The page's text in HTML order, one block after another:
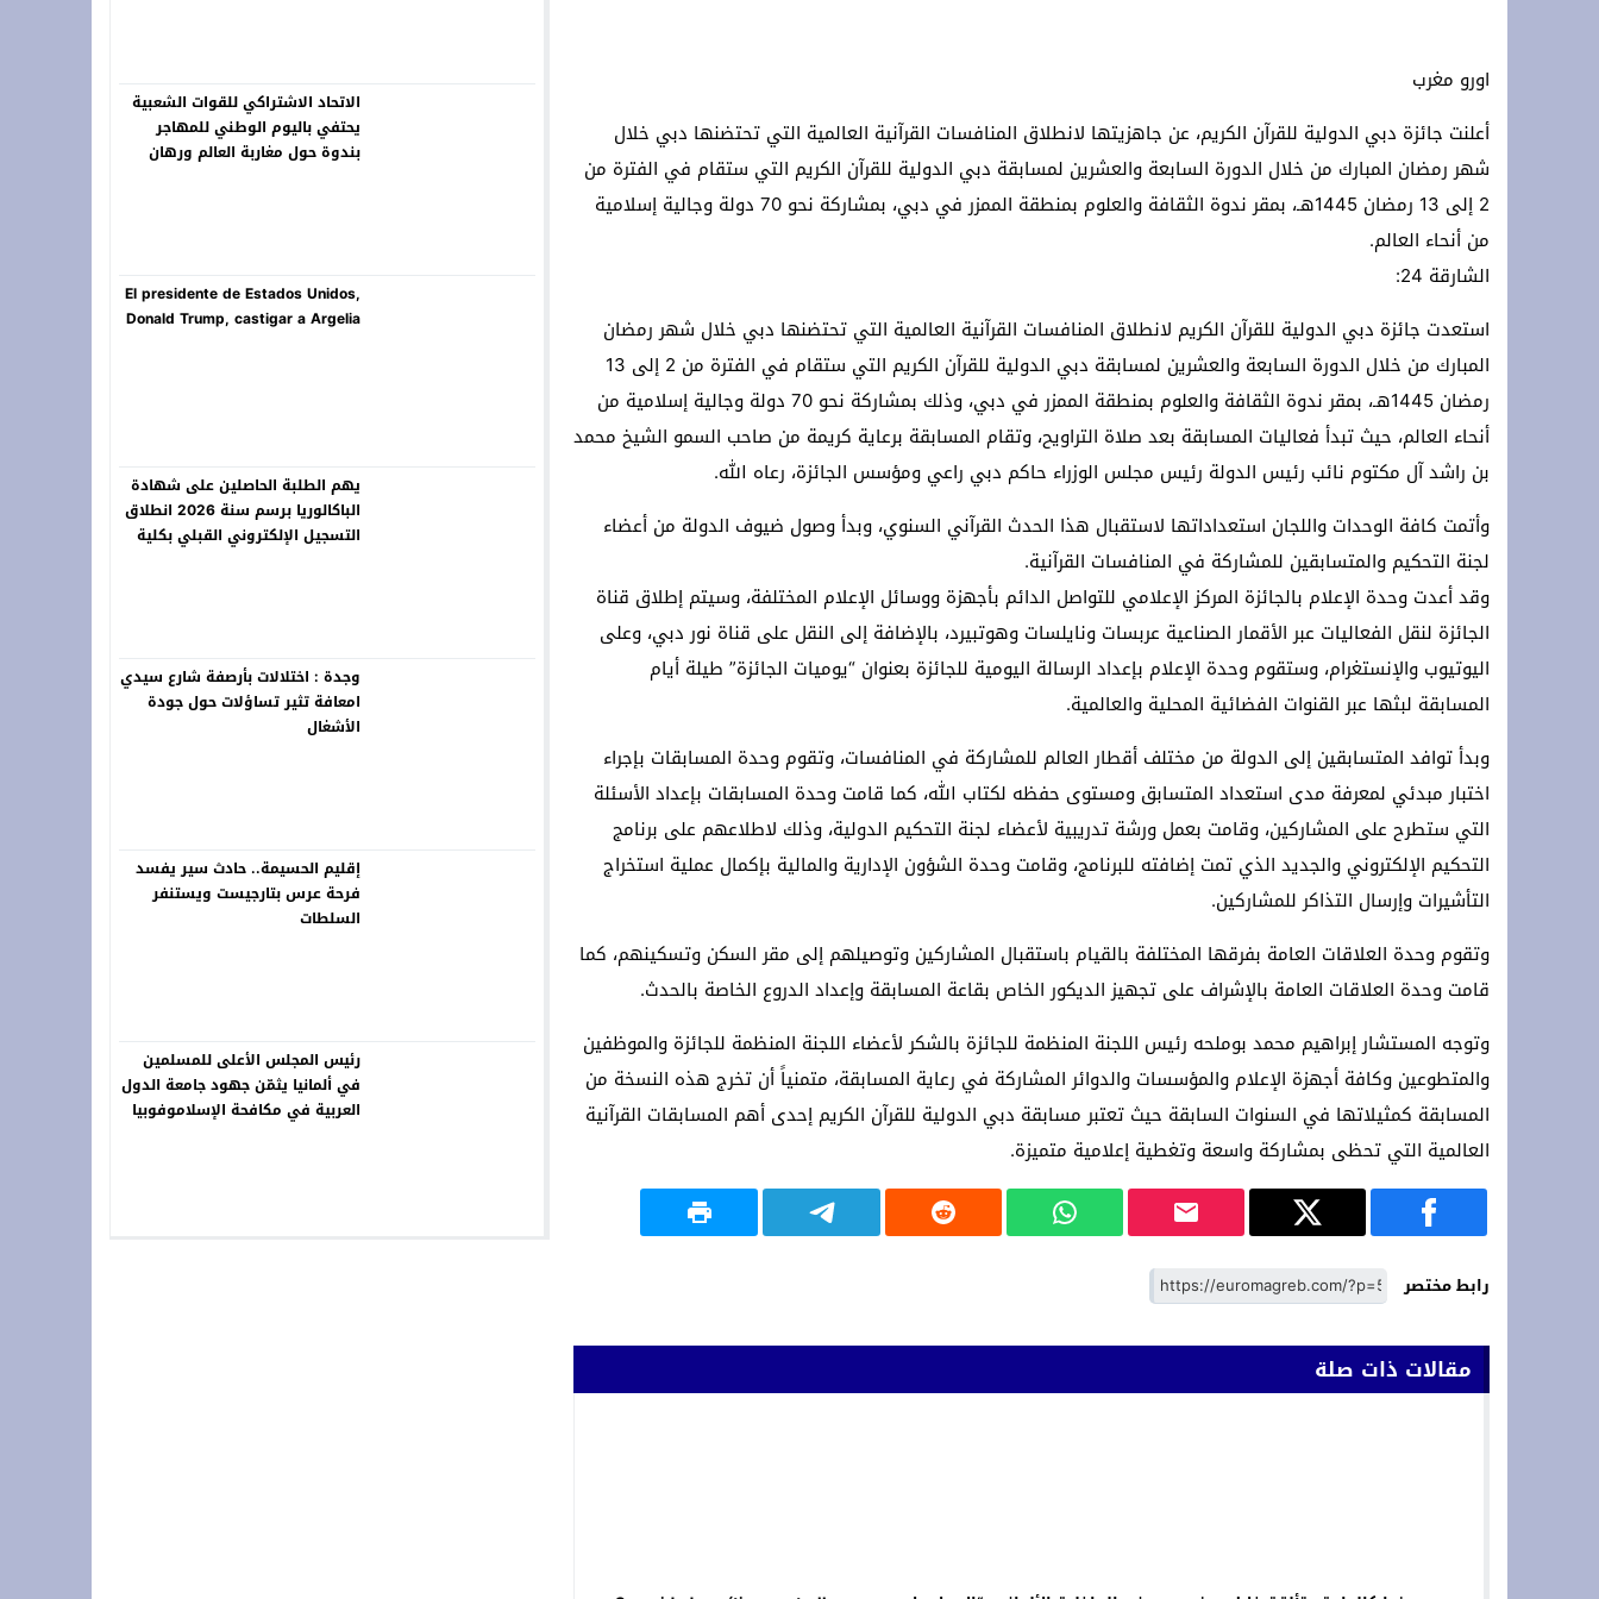
تحت الرعاية السامية لجلالة الملك: الرباط تستقبل الدورة 14 لمهرجان “صيف الأوداية” بتكريم قامات فنية سامقة
*Marruecos lanza su mayor plan de conectividad aérea con Ryanair.*
اورو مغرب
أعلنت جائزة دبي الدولية للقرآن الكريم، عن جاهزيتها لانطلاق المنافسات القرآنية العالمية التي تحتضنها دبي خلال
شهر رمضان المبارك من خلال الدورة السابعة والعشرين لمسابقة دبي الدولية للقرآن الكريم التي ستقام في الفترة من
2 إلى 13 رمضان 1445هـ، بمقر ندوة الثقافة والعلوم بمنطقة الممزر في دبي، بمشاركة نحو 70 دولة وجالية إسلامية
من أنحاء العالم.
الشارقة 24:
استعدت جائزة دبي الدولية للقرآن الكريم لانطلاق المنافسات القرآنية العالمية التي تحتضنها دبي خلال شهر رمضان
المبارك من خلال الدورة السابعة والعشرين لمسابقة دبي الدولية للقرآن الكريم التي ستقام في الفترة من 2 إلى 13
رمضان 1445هـ، بمقر ندوة الثقافة والعلوم بمنطقة الممزر في دبي، وذلك بمشاركة نحو 70 دولة وجالية إسلامية من
أنحاء العالم، حيث تبدأ فعاليات المسابقة بعد صلاة التراويح، وتقام المسابقة برعاية كريمة من صاحب السمو الشيخ محمد
بن راشد آل مكتوم نائب رئيس الدولة رئيس مجلس الوزراء حاكم دبي راعي ومؤسس الجائزة، رعاه الله.
وأتمت كافة الوحدات واللجان استعداداتها لاستقبال هذا الحدث القرآني السنوي، وبدأ وصول ضيوف الدولة من أعضاء
لجنة التحكيم والمتسابقين للمشاركة في المنافسات القرآنية.
وقد أعدت وحدة الإعلام بالجائزة المركز الإعلامي للتواصل الدائم بأجهزة ووسائل الإعلام المختلفة، وسيتم إطلاق قناة
الجائزة لنقل الفعاليات عبر الأقمار الصناعية عربسات ونايلسات وهوتبيرد، بالإضافة إلى النقل على قناة نور دبي، وعلى
اليوتيوب والإنستغرام، وستقوم وحدة الإعلام بإعداد الرسالة اليومية للجائزة بعنوان “يوميات الجائزة” طيلة أيام
المسابقة لبثها عبر القنوات الفضائية المحلية والعالمية.
وبدأ توافد المتسابقين إلى الدولة من مختلف أقطار العالم للمشاركة في المنافسات، وتقوم وحدة المسابقات بإجراء
اختبار مبدئي لمعرفة مدى استعداد المتسابق ومستوى حفظه لكتاب الله، كما قامت وحدة المسابقات بإعداد الأسئلة
التي ستطرح على المشاركين، وقامت بعمل ورشة تدريبية لأعضاء لجنة التحكيم الدولية، وذلك لاطلاعهم على برنامج
التحكيم الإلكتروني والجديد الذي تمت إضافته للبرنامج، وقامت وحدة الشؤون الإدارية والمالية بإكمال عملية استخراج
التأشيرات وإرسال التذاكر للمشاركين.
وتقوم وحدة العلاقات العامة بفرقها المختلفة بالقيام باستقبال المشاركين وتوصيلهم إلى مقر السكن وتسكينهم، كما
قامت وحدة العلاقات العامة بالإشراف على تجهيز الديكور الخاص بقاعة المسابقة وإعداد الدروع الخاصة بالحدث.
وتوجه المستشار إبراهيم محمد بوملحه رئيس اللجنة المنظمة للجائزة بالشكر لأعضاء اللجنة المنظمة للجائزة والموظفين
والمتطوعين وكافة أجهزة الإعلام والمؤسسات والدوائر المشاركة في رعاية المسابقة، متمنياً أن تخرج هذه النسخة من
المسابقة كمثيلاتها في السنوات السابقة حيث تعتبر مسابقة دبي الدولية للقرآن الكريم إحدى أهم المسابقات القرآنية
العالمية التي تحظى بمشاركة واسعة وتغطية إعلامية متميزة.
رابط مختصر
مقالات ذات صلة
الاتحاد الاشتراكي للقوات الشعبية
يحتفي باليوم الوطني للمهاجر
بندوة حول مغاربة العالم ورهان
El presidente de Estados Unidos,
Donald Trump, castigar a Argelia
يهم الطلبة الحاصلين على شهادة
الباكالوريا برسم سنة 2026 انطلاق
التسجيل الإلكتروني القبلي بكلية
وجدة : اختلالات بأرصفة شارع سيدي
امعافة تثير تساؤلات حول جودة
الأشغال
إقليم الحسيمة.. حادث سير يفسد
فرحة عرس بتارجيست ويستنفر
السلطات
رئيس المجلس الأعلى للمسلمين
في ألمانيا يثمّن جهود جامعة الدول
العربية في مكافحة الإسلاموفوبيا